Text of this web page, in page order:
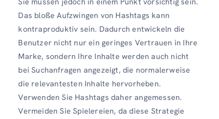
Das bloße Aufzwingen von Hashtags kann
kontraproduktiv sein. Dadurch entwickeln die
Benutzer nicht nur ein geringes Vertrauen in Ihre
Marke, sondern Ihre Inhalte werden auch nicht
bei Suchanfragen angezeigt, die normalerweise
die relevantesten Inhalte hervorheben.
Verwenden Sie Hashtags daher angemessen.
Vermeiden Sie Spielereien, da diese Strategie